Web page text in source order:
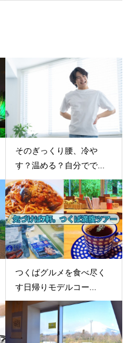
そのぎっくり腰、冷や
す？温める？自分でで...
つくばグルメを食べ尽く
す日帰りモデルコー...